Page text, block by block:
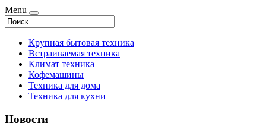
Menu
Крупная бытовая техника
Встраиваемая техника
Климат техника
Кофемашины
Техника для дома
Техника для кухни
Новости